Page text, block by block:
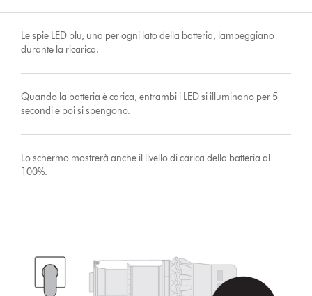
Le spie LED blu, una per ogni lato della batteria, lampeggiano
durante la ricarica.
Quando la batteria è carica, entrambi i LED si illuminano per 5
secondi e poi si spengono.
Lo schermo mostrerà anche il livello di carica della batteria al
100%.